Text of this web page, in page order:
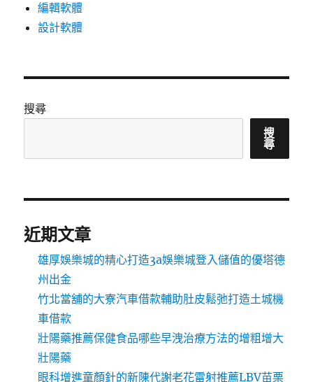
編輯軟體
設計軟體
搜尋
搜
尋
近期文章
雄厚娛樂城的精心打造3a娛樂城登入儲值的優塔德
州出金
竹北當舖的大寮汽車借款輔助肚皮鬆弛打造土城機
車借款
壯陽藥推薦保健食品哪些早洩治療方法的增粗增大
壯陽藥
眼科增進童顏針的新陳代謝老花雷射推薦LBV苗栗